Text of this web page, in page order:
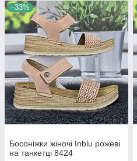
–33%
Босоніжки жіночі Inblu рожеві
на танкетці 8424